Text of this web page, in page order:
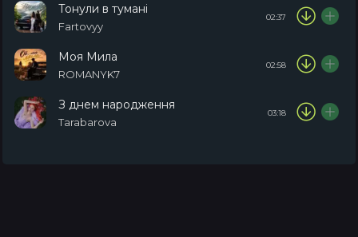
Тонули в тумані
Fartovyy
02:37
Моя Мила
ROMANYK7
02:58
З днем народження
Tarabarova
03:18